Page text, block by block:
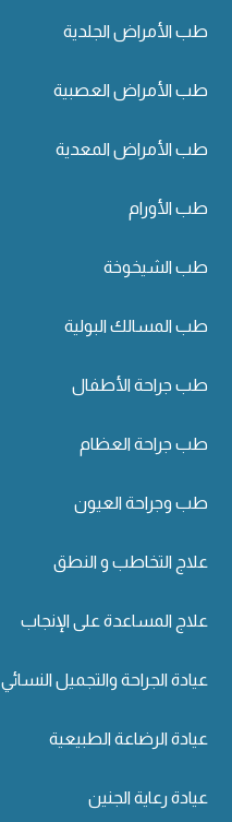
طب الأمراض الجلدية
طب الأمراض العصبية
طب الأمراض المعدية
طب الأورام
طب الشيخوخة
طب المسالك البولية
طب جراحة الأطفال
طب جراحة العظام
طب وجراحة العيون
علاج التخاطب و النطق
علاج المساعدة على الإنجاب
عيادة الجراحة والتجميل النسائي
عيادة الرضاعة الطبيعية
عيادة رعاية الجنين